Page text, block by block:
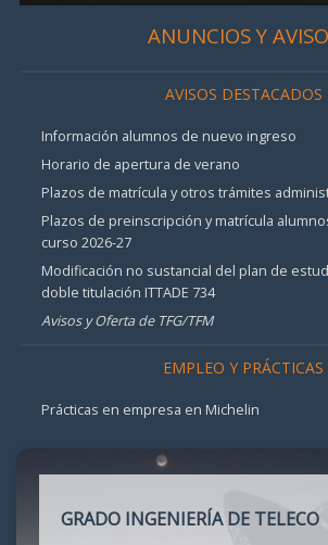
ANUNCIOS Y
AVISOS DESTACADOS
Información alumnos de nuevo ingreso
Horario de apertura de verano
Plazos de matrícula y otros trámites
Plazos de preinscripción y matrícula
curso 2026-27
Modificación no sustancial del plan de
doble titulación ITTADE 734
Avisos y Oferta de TFG/TFM
EMPLEO Y PRÁCTICAS
Prácticas en empresa en Michelin
GRADO INGENIERÍA DE TELECO